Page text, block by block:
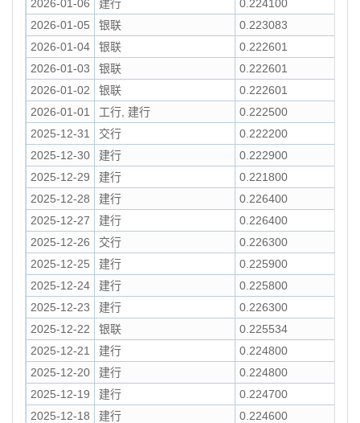
2026-01-06 建行
0.224100
2026-01-05
银联
0.223083
2026-01-04
银联
0.222601
2026-01-03
银联
0.222601
2026-01-02
银联
0.222601
2026-01-01
工行, 建行
0.222500
2025-12-31
交行
0.222200
2025-12-30
建行
0.222900
2025-12-29
建行
0.221800
2025-12-28
建行
0.226400
2025-12-27
建行
0.226400
2025-12-26
交行
0.226300
2025-12-25
建行
0.225900
2025-12-24
建行
0.225800
2025-12-23
建行
0.226300
2025-12-22
银联
0.225534
2025-12-21
建行
0.224800
2025-12-20
建行
0.224800
2025-12-19
建行
0.224700
2025-12-18
建行
0.224600